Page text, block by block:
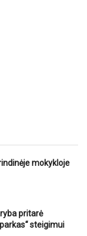
mokykloje
pritarė
steigimui